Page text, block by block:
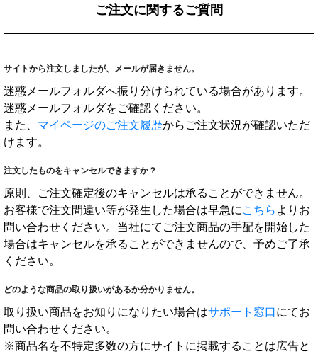
ご注文に関するご質問
サイトから注文しましたが、メールが届きません。
迷惑メールフォルダへ振り分けられている場合があります。
迷惑メールフォルダをご確認ください。
また、 マイページのご注文履歴からご注文状況が確認いただ
けます。
注文したものをキャンセルできますか？
原則、ご注文確定後のキャンセルは承ることができません。
お客様で注文間違い等が発生した場合は早急にこちらよりお
問い合わせください。当社にてご注文商品の手配を開始した
場合はキャンセルを承ることができませんので、予めご了承
ください。
どのような商品の取り扱いがあるか分かりません。
取り扱い商品をお知りになりたい場合はサポート窓口にてお
問い合わせください。
※商品名を不特定多数の方にサイトに掲載することは広告と